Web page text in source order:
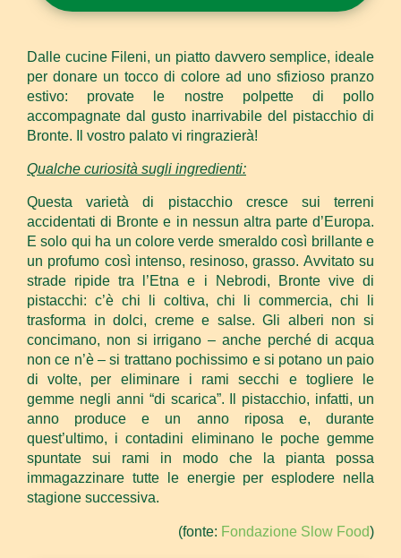
Dalle cucine Fileni, un piatto davvero semplice, ideale
per donare un tocco di colore ad uno sfizioso pranzo
estivo: provate le nostre polpette di pollo
accompagnate dal gusto inarrivabile del pistacchio di
Bronte. Il vostro palato vi ringrazierà!
Qualche curiosità sugli ingredienti:
Questa varietà di pistacchio cresce sui terreni
accidentati di Bronte e in nessun altra parte d’Europa.
E solo qui ha un colore verde smeraldo così brillante e
un profumo così intenso, resinoso, grasso. Avvitato su
strade ripide tra l’Etna e i Nebrodi, Bronte vive di
pistacchi: c’è chi li coltiva, chi li commercia, chi li
trasforma in dolci, creme e salse. Gli alberi non si
concimano, non si irrigano – anche perché di acqua
non ce n’è – si trattano pochissimo e si potano un paio
di volte, per eliminare i rami secchi e togliere le
gemme negli anni “di scarica”. Il pistacchio, infatti, un
anno produce e un anno riposa e, durante
quest’ultimo, i contadini eliminano le poche gemme
spuntate sui rami in modo che la pianta possa
immagazzinare tutte le energie per esplodere nella
stagione successiva.
(fonte: Fondazione Slow Food)